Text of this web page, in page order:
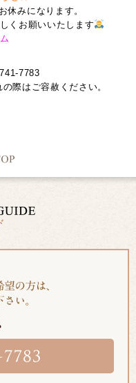
休みになります。
くお願いいたします
7783
際はご容赦ください。